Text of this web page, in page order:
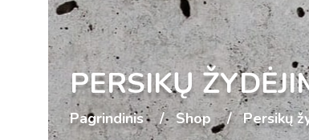
PERSIKŲ
Pagrindinis Shop Persikų